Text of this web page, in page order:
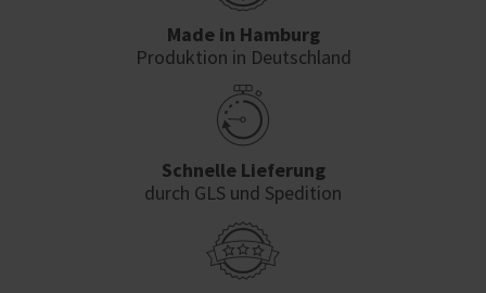
Made in Hamburg
Produktion in Deutschland
Schnelle Lieferung
durch GLS und Spedition